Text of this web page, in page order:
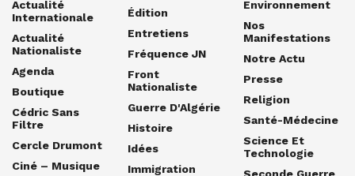
Actualité
Internationale
Actualité
Nationaliste
Agenda
Boutique
Cédric Sans
Filtre
Cercle Drumont
Ciné – Musique
Édition
Entretiens
Fréquence JN
Front
Nationaliste
Guerre D'Algérie
Histoire
Idées
Immigration
Environnement
Nos
Manifestations
Notre Actu
Presse
Religion
Santé-Médecine
Science Et
Technologie